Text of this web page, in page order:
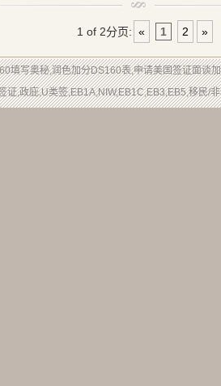
1 of 2分页: « 1 2 »
填写奥秘,润色加分DS160表,申请美国签证面谈
证,政庇,U类签,EB1A,NIW,EB1C,EB3,EB5,移民/